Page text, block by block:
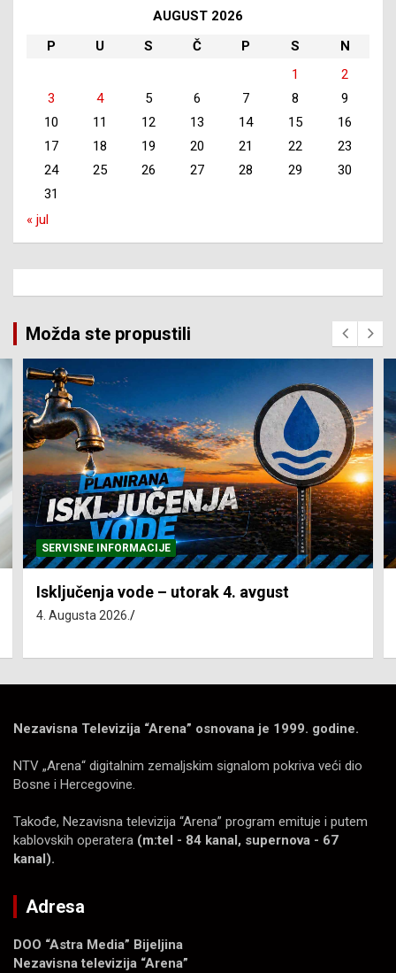
AUGUST 2026
P
U S Č P S
N
1
2
3
4 5 6 7 8
9
10
11 12 13 14 15
16
17
18 19 20 21 22
23
24
25 26 27 28 29
30
31
« jul
Možda ste propustili
SERVISNE INFORMACIJE
Isključenja vode – utorak 4. avgust
4. Augusta 2026.
Nezavisna Televizija “Arena” osnovana je 1999. godine.
NTV „Arena“ digitalnim zemaljskim signalom pokriva veći dio
Bosne i Hercegovine.
Takođe, Nezavisna televizija “Arena” program emituje i putem
kablovskih operatera (m:tel - 84 kanal, supernova - 67
kanal).
Adresa
DOO “Astra Media” Bijeljina
Nezavisna televizija “Arena”